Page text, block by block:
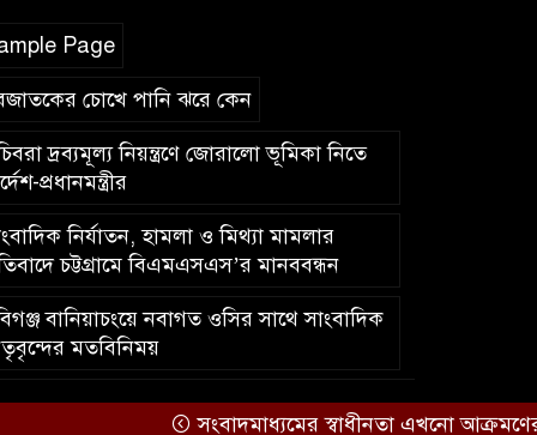
Page
চোখে পানি ঝরে কেন
দ্রব্যমূল্য নিয়ন্ত্রণে জোরালো ভূমিকা নিতে
প্রধানমন্ত্রীর
নির্যাতন, হামলা ও মিথ্যা মামলার
চট্টগ্রামে বিএমএসএস’র মানববন্ধন
বানিয়াচংয়ে নবাগত ওসির সাথে সাংবাদিক
মতবিনিময়
কারিগরি সহযোগিতায়ঃআইটিপল্লী
সংবাদমাধ্যমের স্বাধীনতা এখনো আক্রমণের